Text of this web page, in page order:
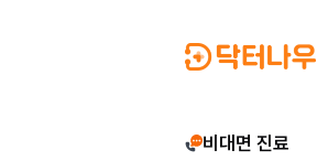
비대면 진료